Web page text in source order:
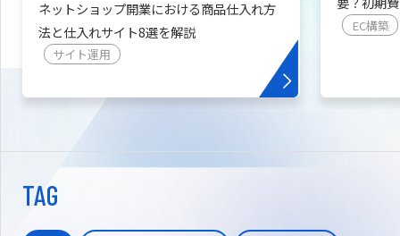
ネットショップ開業における商品仕入れ方
法と仕入れサイト8選を解説
サイト運用
を紹介
EC構築
TAG